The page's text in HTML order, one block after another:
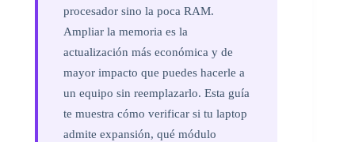
procesador sino la poca RAM.
Ampliar la memoria es la
actualización más económica y de
mayor impacto que puedes hacerle a
un equipo sin reemplazarlo. Esta guía
te muestra cómo verificar si tu laptop
admite expansión, qué módulo